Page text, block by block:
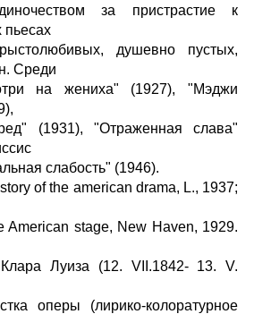
за пристрастие к
пьесах
душевно пустых,
Среди
на жениха" (1927), "Мэджи
(1931), "Отраженная слава"
слабость" (1946).
of the american drama, L., 1937;
American stage, New Haven, 1929.
Луиза (12. VII.1842- 13. V.
оперы (лирико-колоратурное